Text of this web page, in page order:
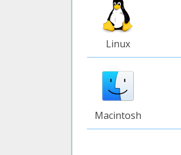
Linux
Macintosh